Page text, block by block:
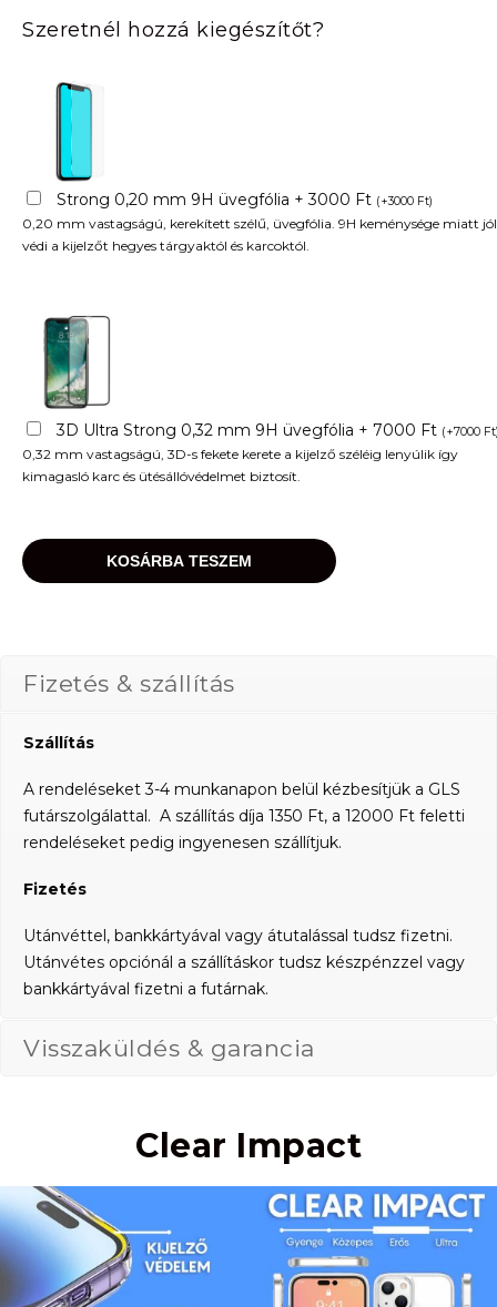
was:
5990 Ft.
is:
4490 Ft.
Szeretnél hozzá kiegészítőt?
Strong 0,20 mm 9H üvegfólia + 3000 Ft (+3000 Ft)
0,20 mm vastagságú, kerekített szélű, üvegfólia. 9H keménysége miatt jól
védi a kijelzőt hegyes tárgyaktól és karcoktól.
3D Ultra Strong 0,32 mm 9H üvegfólia + 7000 Ft (+7000 Ft
0,32 mm vastagságú, 3D-s fekete kerete a kijelző széléig lenyúlik így
kimagasló karc és ütésállóvédelmet biztosít.
KOSÁRBA TESZEM
Fizetés & szállítás
Szállítás
A rendeléseket 3-4 munkanapon belül kézbesítjük a GLS
futárszolgálattal. A szállítás díja 1350 Ft, a 12000 Ft feletti
rendeléseket pedig ingyenesen szállítjuk.
Fizetés
Utánvéttel, bankkártyával vagy átutalással tudsz fizetni.
Utánvétes opciónál a szállításkor tudsz készpénzzel vagy
bankkártyával fizetni a futárnak.
Visszaküldés & garancia
Clear Impact